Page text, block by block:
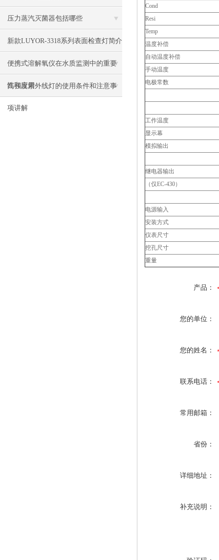
压力蒸汽灭菌器包括哪些
新款LUYOR-3318系列表面检查灯简介
便携式溶解氧仪在水质监测中的重要
性和应用
高强度紫外线灯的使用条件和注意事
项讲解
Cond
Resi
Temp
温度补偿
自动温度补偿
手动温度
电极常数
工作温度
显示幕
模拟输出
继电器输出
（仅EC-430）
电源输入
安装方式
仪表尺寸
挖孔尺寸
重量
产品：
您的单位：
您的姓名：
联系电话：
常用邮箱：
省份：
详细地址：
补充说明：